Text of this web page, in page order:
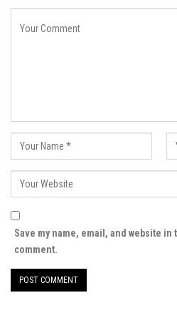
Save my name, email, and website
comment.